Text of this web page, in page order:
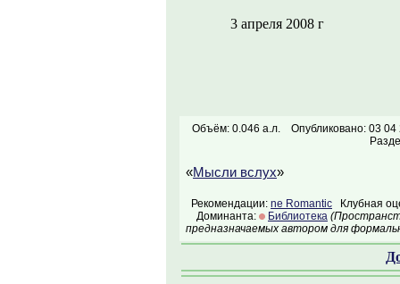
3 апреля 2008 г
Объём: 0.046 а.л.
Опубликовано: 03 04
«Мысли вслух»
Рекомендации: ne Romantic Клубная
Доминанта:
Библиотека
предназначаемых автором для